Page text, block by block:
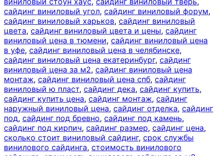
сайдинг виниловый угол, сайдинг виниловый форум,
сайдинг виниловый харьков, сайдинг виниловый
цвета, сайдинг виниловый цвета и цены, сайдинг
виниловый цена в тюмени, сайдинг виниловый цена
в уфе, сайдинг виниловый цена в челябинске,
сайдинг виниловый цена екатеринбург, сайдинг
виниловый цена за м2, сайдинг виниловый цена
монтаж, сайдинг виниловый цена спб, сайдинг
виниловый ю пласт, сайдинг дека, сайдинг купить,
сайдинг купить цена, сайдинг монтаж, сайдинг
наружный виниловый цена, сайдинг отделка, сайдинг
под, сайдинг под бревно, сайдинг под камень,
сайдинг под кирпич, сайдинг размер, сайдинг цена,
сколько стоит виниловый сайдинг, срок службы
винилового сайдинга, стоимость винилового